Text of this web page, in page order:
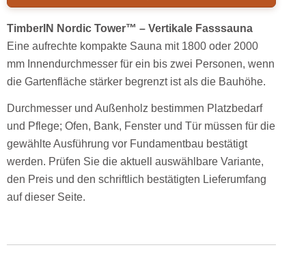
TimberIN Nordic Tower™ – Vertikale Fasssauna
Eine aufrechte kompakte Sauna mit 1800 oder 2000
mm Innendurchmesser für ein bis zwei Personen, wenn
die Gartenfläche stärker begrenzt ist als die Bauhöhe.
Durchmesser und Außenholz bestimmen Platzbedarf
und Pflege; Ofen, Bank, Fenster und Tür müssen für die
gewählte Ausführung vor Fundamentbau bestätigt
werden. Prüfen Sie die aktuell auswählbare Variante,
den Preis und den schriftlich bestätigten Lieferumfang
auf dieser Seite.